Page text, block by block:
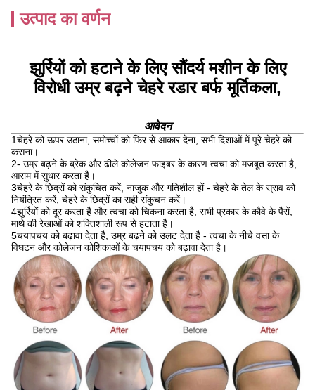
उत्पाद का वर्णन
झुर्रियों को हटाने के लिए सौंदर्य मशीन के लिए
विरोधी उम्र बढ़ने चेहरे रडार बर्फ मूर्तिकला,
आवेदन
1चेहरे को ऊपर उठाना, समोच्चों को फिर से आकार देना, सभी दिशाओं में पूरे चेहरे को
कसना।
2- उम्र बढ़ने के ब्रेक और ढीले कोलेजन फाइबर के कारण त्वचा को मजबूत करता है,
आराम में सुधार करता है।
3चेहरे के छिद्रों को संकुचित करें, नाजुक और गतिशील हों - चेहरे के तेल के स्राव को
नियंत्रित करें, चेहरे के छिद्रों का सही संकुचन करें।
4झुर्रियों को दूर करता है और त्वचा को चिकना करता है, सभी प्रकार के कौवे के पैरों,
माथे की रेखाओं को शक्तिशाली रूप से हटाता है।
5चयापचय को बढ़ावा देता है, उम्र बढ़ने को उलट देता है - त्वचा के नीचे वसा के
विघटन और कोलेजन कोशिकाओं के चयापचय को बढ़ावा देता है।